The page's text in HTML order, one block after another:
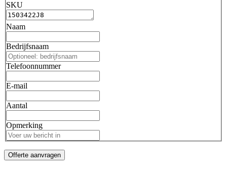
SKU
Naam
Bedrijfsnaam
Telefoonnummer
E-mail
Aantal
Opmerking
Offerte aanvragen